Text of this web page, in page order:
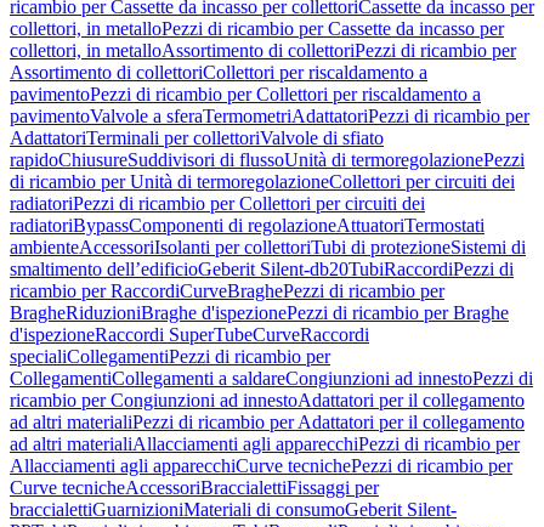
ricambio per Cassette da incasso per collettoriCassette da incasso per
collettori, in metalloPezzi di ricambio per Cassette da incasso per
collettori, in metalloAssortimento di collettoriPezzi di ricambio per
Assortimento di collettoriCollettori per riscaldamento a
pavimentoPezzi di ricambio per Collettori per riscaldamento a
pavimentoValvole a sferaTermometriAdattatoriPezzi di ricambio per
AdattatoriTerminali per collettoriValvole di sfiato
rapidoChiusureSuddivisori di flussoUnità di termoregolazionePezzi
di ricambio per Unità di termoregolazioneCollettori per circuiti dei
radiatoriPezzi di ricambio per Collettori per circuiti dei
radiatoriBypassComponenti di regolazioneAttuatoriTermostati
ambienteAccessoriIsolanti per collettoriTubi di protezioneSistemi di
smaltimento dell’edificioGeberit Silent-db20TubiRaccordiPezzi di
ricambio per RaccordiCurveBraghePezzi di ricambio per
BragheRiduzioniBraghe d'ispezionePezzi di ricambio per Braghe
d'ispezioneRaccordi SuperTubeCurveRaccordi
specialiCollegamentiPezzi di ricambio per
CollegamentiCollegamenti a saldareCongiunzioni ad innestoPezzi di
ricambio per Congiunzioni ad innestoAdattatori per il collegamento
ad altri materialiPezzi di ricambio per Adattatori per il collegamento
ad altri materialiAllacciamenti agli apparecchiPezzi di ricambio per
Allacciamenti agli apparecchiCurve tecnichePezzi di ricambio per
Curve tecnicheAccessoriBraccialettiFissaggi per
braccialettiGuarnizioniMateriali di consumoGeberit Silent-